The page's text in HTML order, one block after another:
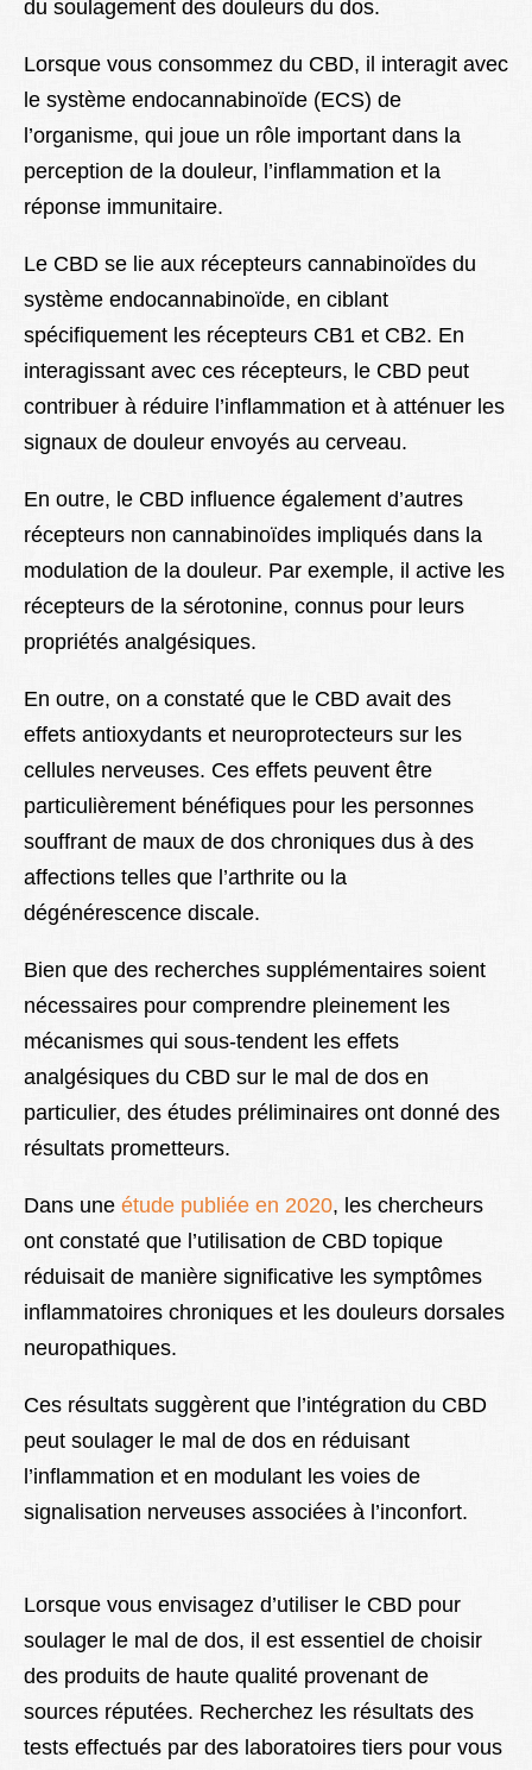
du soulagement des douleurs du dos.
Lorsque vous consommez du CBD, il interagit avec
le système endocannabinoïde (ECS) de
l’organisme, qui joue un rôle important dans la
perception de la douleur, l’inflammation et la
réponse immunitaire.
Le CBD se lie aux récepteurs cannabinoïdes du
système endocannabinoïde, en ciblant
spécifiquement les récepteurs CB1 et CB2. En
interagissant avec ces récepteurs, le CBD peut
contribuer à réduire l’inflammation et à atténuer les
signaux de douleur envoyés au cerveau.
En outre, le CBD influence également d’autres
récepteurs non cannabinoïdes impliqués dans la
modulation de la douleur. Par exemple, il active les
récepteurs de la sérotonine, connus pour leurs
propriétés analgésiques.
En outre, on a constaté que le CBD avait des
effets antioxydants et neuroprotecteurs sur les
cellules nerveuses. Ces effets peuvent être
particulièrement bénéfiques pour les personnes
souffrant de maux de dos chroniques dus à des
affections telles que l’arthrite ou la
dégénérescence discale.
Bien que des recherches supplémentaires soient
nécessaires pour comprendre pleinement les
mécanismes qui sous-tendent les effets
analgésiques du CBD sur le mal de dos en
particulier, des études préliminaires ont donné des
résultats prometteurs.
Dans une étude publiée en 2020, les chercheurs
ont constaté que l’utilisation de CBD topique
réduisait de manière significative les symptômes
inflammatoires chroniques et les douleurs dorsales
neuropathiques.
Ces résultats suggèrent que l’intégration du CBD
peut soulager le mal de dos en réduisant
l’inflammation et en modulant les voies de
signalisation nerveuses associées à l’inconfort.
Lorsque vous envisagez d’utiliser le CBD pour
soulager le mal de dos, il est essentiel de choisir
des produits de haute qualité provenant de
sources réputées. Recherchez les résultats des
tests effectués par des laboratoires tiers pour vous